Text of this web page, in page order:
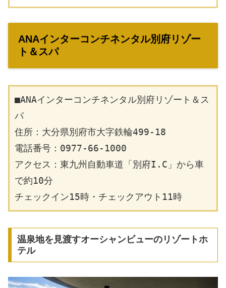
ANAインターコンチネンタル別府リゾー
ト＆スパ
■ANAインターコンチネンタル別府リゾート＆ス
パ
住所：大分県別府市大字鉄輪499-18
電話番号：0977-66-1000
アクセス：東九州自動車道「別府I.C」から車
で約10分
チェックイン15時・チェックアウト11時
温泉地を見渡すオーシャンビューのリゾートホ
テル